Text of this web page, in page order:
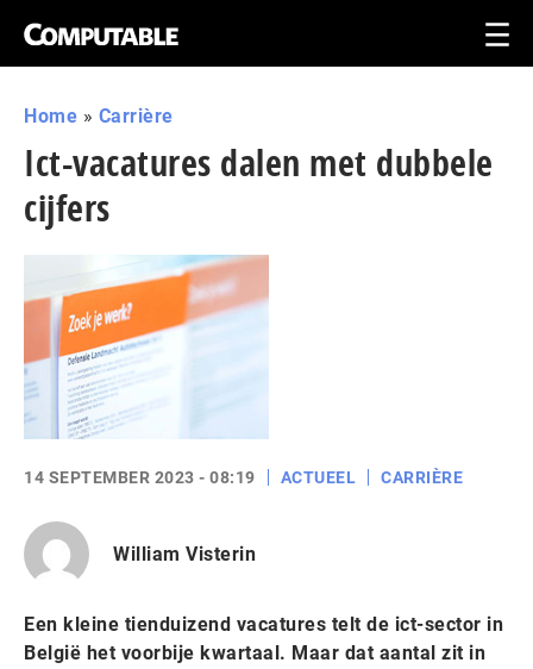
Home » Carrière
Ict-vacatures dalen met dubbele
cijfers
14 SEPTEMBER 2023 - 08:19 ACTUEEL CARRIÈRE
William Visterin
Een kleine tienduizend vacatures telt de ict-sector in
België het voorbije kwartaal. Maar dat aantal zit in